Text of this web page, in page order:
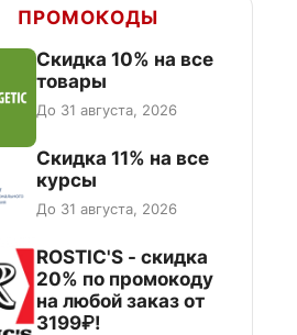
ПРОМОКОДЫ
Скидка 10% на все
товары
До 31 августа, 2026
Скидка 11% на все
курсы
До 31 августа, 2026
ROSTIC'S - скидка
20% по промокоду
на любой заказ от
3199₽!